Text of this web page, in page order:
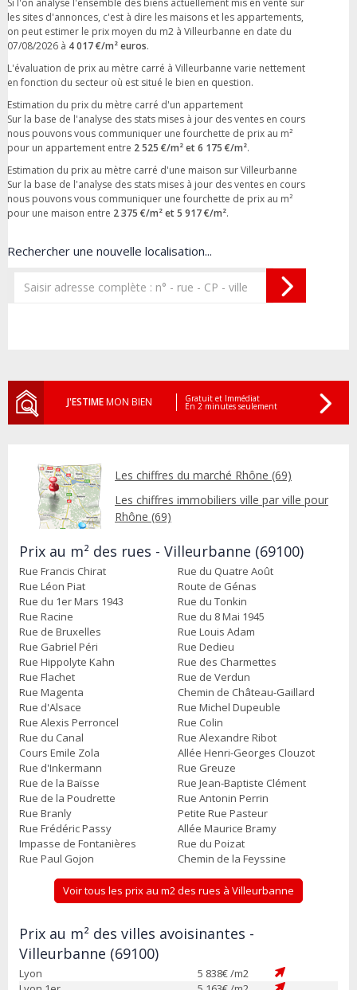
les sites d'annonces, c'est à dire les maisons et les appartements,
on peut estimer le prix moyen du m2 à Villeurbanne en date du
07/08/2026 à 4 017 €/m² euros.
L'évaluation de prix au mètre carré à Villeurbanne varie nettement
en fonction du secteur où est situé le bien en question.
Estimation du prix du mètre carré d'un appartement
Sur la base de l'analyse des stats mises à jour des ventes en cours
nous pouvons vous communiquer une fourchette de prix au m²
pour un appartement entre 2 525 €/m² et 6 175 €/m².
Estimation du prix au mètre carré d'une maison sur Villeurbanne
Sur la base de l'analyse des stats mises à jour des ventes en cours
nous pouvons vous communiquer une fourchette de prix au m²
pour une maison entre 2 375 €/m² et 5 917 €/m².
Rechercher une nouvelle localisation...
J'ESTIMEMON BIEN Gratuit et Immédiat
En 2 minutes seulement
Les chiffres du marché Rhône (69)
Les chiffres immobiliers ville par ville pour
Rhône (69)
Prix au m² des rues - Villeurbanne (69100)
Rue Francis Chirat
Rue du Quatre Août
Rue Léon Piat
Route de Génas
Rue du 1er Mars 1943
Rue du Tonkin
Rue Racine
Rue du 8 Mai 1945
Rue de Bruxelles
Rue Louis Adam
Rue Gabriel Péri
Rue Dedieu
Rue Hippolyte Kahn
Rue des Charmettes
Rue Flachet
Rue de Verdun
Rue Magenta
Chemin de Château-Gaillard
Rue d'Alsace
Rue Michel Dupeuble
Rue Alexis Perroncel
Rue Colin
Rue du Canal
Rue Alexandre Ribot
Cours Emile Zola
Allée Henri-Georges Clouzot
Rue d'Inkermann
Rue Greuze
Rue de la Baïsse
Rue Jean-Baptiste Clément
Rue de la Poudrette
Rue Antonin Perrin
Rue Branly
Petite Rue Pasteur
Rue Frédéric Passy
Allée Maurice Bramy
Impasse de Fontanières
Rue du Poizat
Rue Paul Gojon
Chemin de la Feyssine
Voir tous les prix au m2 des rues à Villeurbanne
Prix au m² des villes avoisinantes -
Villeurbanne (69100)
Lyon 5 838€ /m2